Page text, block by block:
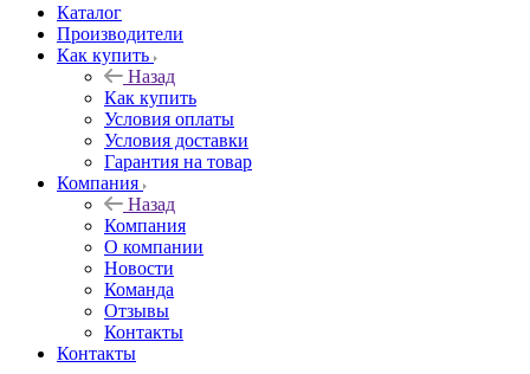
Каталог
Производители
Как купить
Назад
Как купить
Условия оплаты
Условия доставки
Гарантия на товар
Компания
Назад
Компания
О компании
Новости
Команда
Отзывы
Контакты
Контакты